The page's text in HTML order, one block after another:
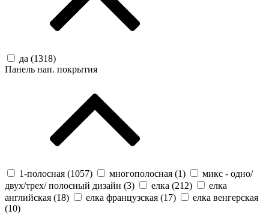
да (1318)
Панель нап. покрытия
1-полосная (1057) многополосная (1)
микс - одно/
двух/трех/ полосный дизайн (3) елка (212)
елка
английская (18) елка французская (17)
елка венгерская
(10)